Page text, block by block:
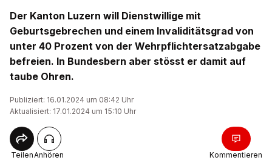
Der Kanton Luzern will Dienstwillige mit
Geburtsgebrechen und einem Invaliditätsgrad von
unter 40 Prozent von der Wehrpflichtersatzabgabe
befreien. In Bundesbern aber stösst er damit auf
taube Ohren.
Publiziert: 16.01.2024 um 08:42 Uhr
Aktualisiert: 17.01.2024 um 15:10 Uhr
TeilenAnhören Kommentieren